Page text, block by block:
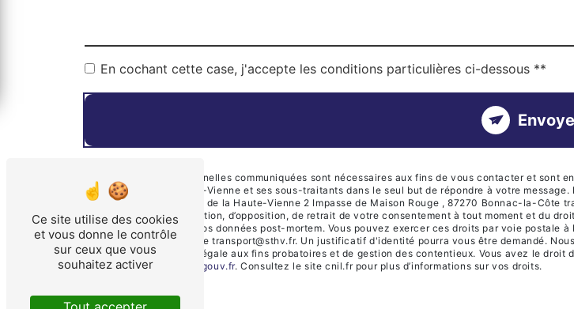
En cochant cette case, j'accepte les conditions particulières ci-dessous **
** Les données personnelles communiquées sont nécessaires aux fins de vous contacter et sont
Transports de la Haute-Vienne et ses sous-traitants dans le seul but de répondre à votre
Société des Transports de la Haute-Vienne 2 Impasse de Maison Rouge , 87270 Bonnac-la-Côte
de portabilité, de limitation, d’opposition, de retrait de votre consentement à tout moment et du
d’organiser le sort de vos données post-mortem. Vous pouvez exercer ces droits par voie
électronique à l'adresse transport@sthv.fr. Un justificatif d'identité pourra vous être demandé.
durée de prescription légale aux fins probatoires et de gestion des contentieux. Vous avez le
cette adresse:
Bloctel.gouv.fr. Consultez le site cnil.fr pour plus d’informations sur vos droits.
Ce site utilise des cookies
et vous donne le contrôle
sur ceux que vous
souhaitez activer